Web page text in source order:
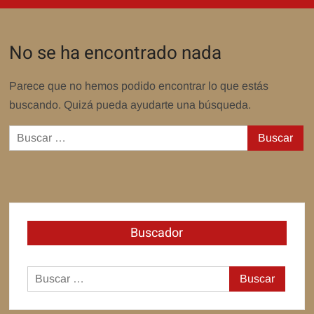
No se ha encontrado nada
Parece que no hemos podido encontrar lo que estás
buscando. Quizá pueda ayudarte una búsqueda.
Buscar:
Buscador
Buscar: